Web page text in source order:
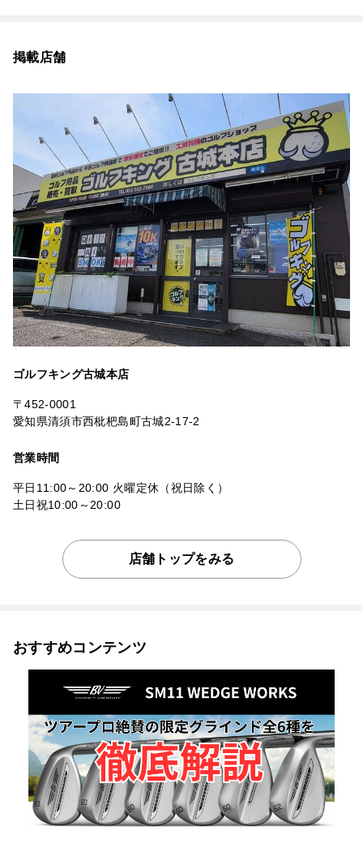
掲載店舗
ゴルフキング古城本店
〒452-0001
愛知県清須市西枇杷島町古城2-17-2
営業時間
平日11:00～20:00 火曜定休（祝日除く）
土日祝10:00～20:00
店舗トップをみる
おすすめコンテンツ